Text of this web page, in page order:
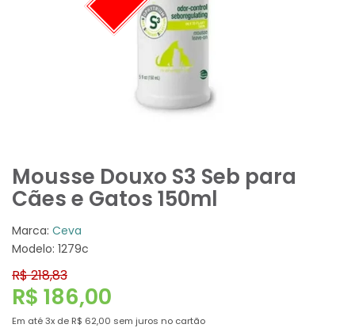
Mousse Douxo S3 Seb para
Cães e Gatos 150ml
Marca: Ceva
Modelo: 1279c
R$ 218,83
R$ 186,00
Em até3x de R$ 62,00 sem juros no cartão